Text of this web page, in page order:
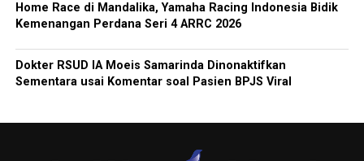
Home Race di Mandalika, Yamaha Racing Indonesia Bidik
Kemenangan Perdana Seri 4 ARRC 2026
Dokter RSUD IA Moeis Samarinda Dinonaktifkan
Sementara usai Komentar soal Pasien BPJS Viral